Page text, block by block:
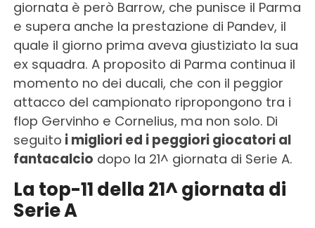
giornata è però Barrow, che punisce il Parma
e supera anche la prestazione di Pandev, il
quale il giorno prima aveva giustiziato la sua
ex squadra. A proposito di Parma continua il
momento no dei ducali, che con il peggior
attacco del campionato ripropongono tra i
flop Gervinho e Cornelius, ma non solo. Di
seguito i migliori ed i peggiori giocatori al
fantacalcio dopo la 21^ giornata di Serie A.
La top-11 della 21^ giornata di
Serie A